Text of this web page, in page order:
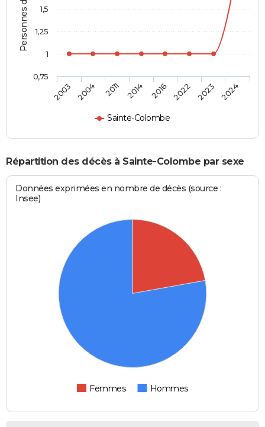
Sainte-Colombe
2003 2004 2011 2014 2016 2022 2023 2024
0,75
1
1,25
1,5
Répartition des décès à Sainte-Colombe par sexe
Données exprimées en nombre de décès (source :
Insee)
Femmes Hommes